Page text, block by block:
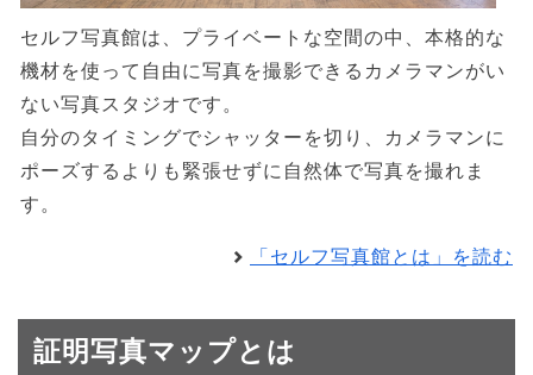
セルフ写真館は、プライベートな空間の中、本格的な
機材を使って自由に写真を撮影できるカメラマンがい
ない写真スタジオです。
自分のタイミングでシャッターを切り、カメラマンに
ポーズするよりも緊張せずに自然体で写真を撮れま
す。
「セルフ写真館とは」を読む
証明写真マップとは